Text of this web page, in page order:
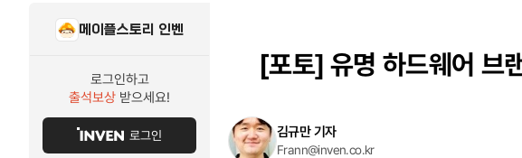
메이플스토리 인벤
로그인하고
출석보상 받으세요!
로그인
[포토] 유명 하드웨어 브
김규만 기자
Frann@inven.co.kr